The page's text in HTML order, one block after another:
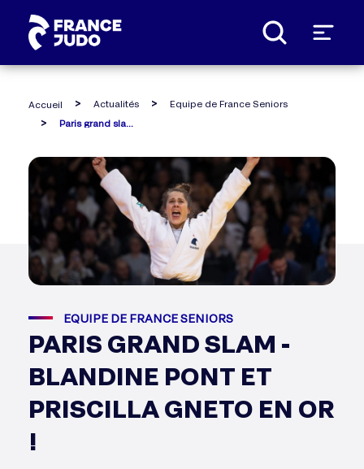
Accueil Actualités
Equipe de France Seniors
EQUIPE DE FRANCE SENIORS
PARIS GRAND SLAM -
BLANDINE PONT ET
PRISCILLA GNETO EN OR
!